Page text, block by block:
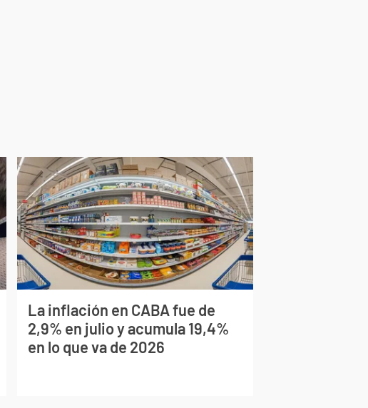
La inflación en CABA fue de
2,9% en julio y acumula 19,4%
en lo que va de 2026